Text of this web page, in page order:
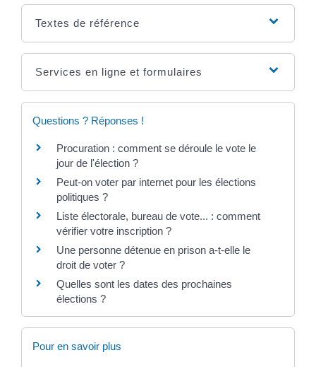
Textes de référence
Services en ligne et formulaires
Questions ? Réponses !
Procuration : comment se déroule le vote le
jour de l'élection ?
Peut-on voter par internet pour les élections
politiques ?
Liste électorale, bureau de vote... : comment
vérifier votre inscription ?
Une personne détenue en prison a-t-elle le
droit de voter ?
Quelles sont les dates des prochaines
élections ?
Pour en savoir plus